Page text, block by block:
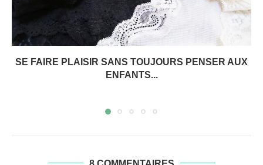
SE FAIRE PLAISIR SANS TOUJOURS PENSER AUX
ENFANTS...